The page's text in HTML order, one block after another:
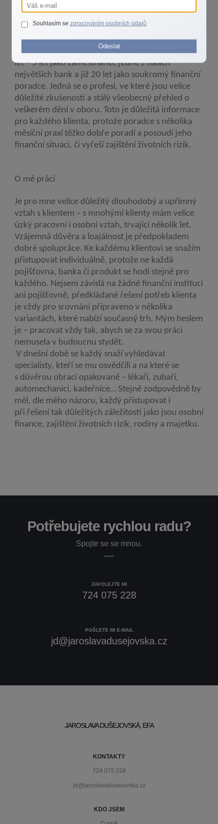
O mně
Financím a bankovnictví se profesně věnuji asi 25
let – 5 let jako zaměstnanec jedné z našich
největších bank a již 20 let jako soukromý finanční
poradce. Jedná se o profesi, ve které jsou velice
důležité zkušenosti a stálý všeobecný přehled o
veškerém dění v oboru. Toto je důležitá informace
pro každého klienta, protože poradce s několika
měsíční praxí těžko dobře poradí a posoudí jeho
finanční situaci, či vyřeší zajištění životních rizik.
O mé práci
Je pro mne velice důležitý dlouhodobý a upřímný
vztah s klientem – s mnohými klienty mám velice
úzký pracovní i osobní vztah, trvající několik let.
Vzájemná důvěra a loajálnost je předpokladem
dobré spolupráce. Ke každému klientovi se snažím
přistupovat individuálně, protože ne každá
pojišťovna, banka či produkt se hodí stejně pro
každého. Nejsem závislá na žádné finanční instituci
ani pojišťovně, předkládané řešení potřeb klienta
je vždy pro srovnání připraveno v několika
variantách, které nabízí současný trh. Mým heslem
je – pracovat vždy tak, abych se za svou práci
nemusela v budoucnu stydět.
V dnešní době se každý snaží vyhledávat
specialisty, kteří se mu osvědčili a na které se
s důvěrou obrací opakovaně – lékaři, zubaři,
automechanici, kadeřnice… Stejně zodpovědně by
měl, dle mého názoru, každý přistupovat i
při řešení tak důležitých záležitostí jako jsou osobní
finance, zajištění životních rizik, rodiny a majetku.
Potřebujete rychlou radu?
Spojte se se mnou.
ZAVOLEJTE MI
724 075 228
POŠLETE MI E-MAIL
jd@jaroslavadusejovska.cz
JAROSLAVA DUŠEJOVSKÁ, EFA
KONTAKTY
724 075 228
jd@jaroslavadusejovska.cz
KDO JSEM
Souhlasím se zpracováním osobních údajů
Odeslat